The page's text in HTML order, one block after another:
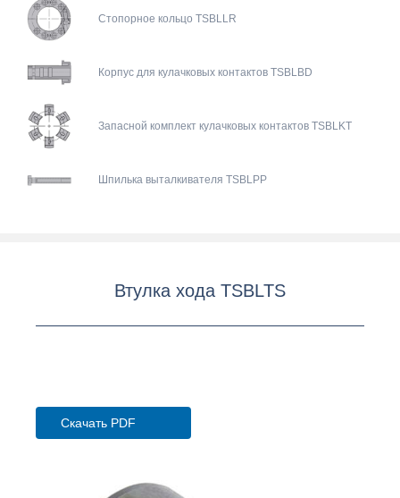
Стопорное кольцо TSBLLR
Корпус для кулачковых контактов TSBLBD
Запасной комплект кулачковых контактов TSBLKT
Шпилька выталкивателя TSBLPP
Втулка хода TSBLTS
Скачать PDF